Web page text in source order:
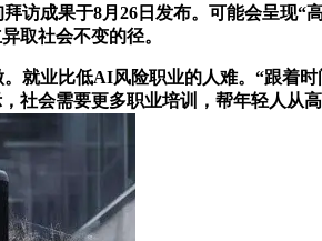
访成果于8月26日发布。可能会呈现
取社会不变的径。
业比低AI风险职业的人难。“跟着
社会需要更多职业培训，帮年轻人